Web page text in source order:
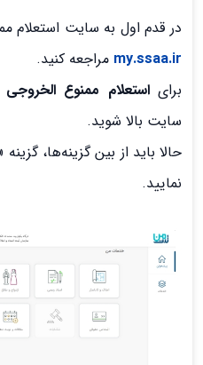
در قدم اول به سایت استعلام
my.ssaa.ir مراجعه کنید.
برای استعلام ممنوع الخروجی
سایت بالا شوید.
حالا باید از بین گزینه‌ها،
نمایید.